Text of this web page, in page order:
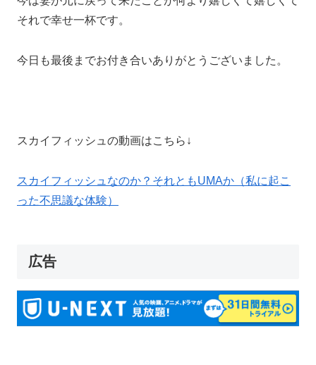
それで幸せ一杯です。
今日も最後までお付き合いありがとうございました。
スカイフィッシュの動画はこちら↓
スカイフィッシュなのか？それともUMAか（私に起こ
った不思議な体験）
広告